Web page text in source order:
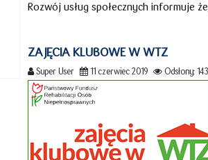
Rozwój usług społecznych informuje
ZAJĘCIA KLUBOWE W WTZ
Super User 11 czerwiec 2019 Odsłony: